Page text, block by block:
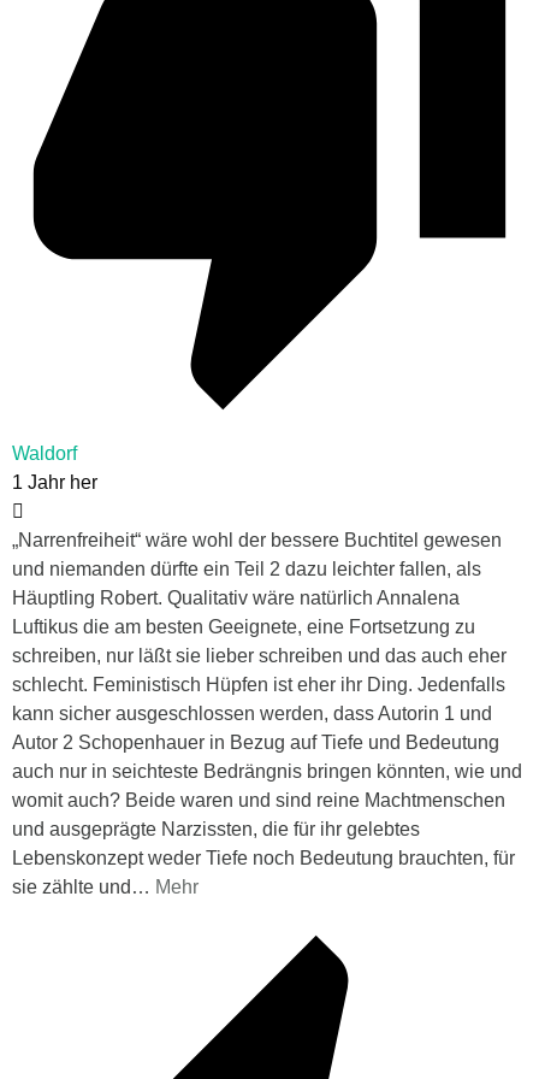
Waldorf
1 Jahr her
„Narrenfreiheit“ wäre wohl der bessere Buchtitel gewesen
und niemanden dürfte ein Teil 2 dazu leichter fallen, als
Häuptling Robert. Qualitativ wäre natürlich Annalena
Luftikus die am besten Geeignete, eine Fortsetzung zu
schreiben, nur läßt sie lieber schreiben und das auch eher
schlecht. Feministisch Hüpfen ist eher ihr Ding. Jedenfalls
kann sicher ausgeschlossen werden, dass Autorin 1 und
Autor 2 Schopenhauer in Bezug auf Tiefe und Bedeutung
auch nur in seichteste Bedrängnis bringen könnten, wie und
womit auch? Beide waren und sind reine Machtmenschen
und ausgeprägte Narzissten, die für ihr gelebtes
Lebenskonzept weder Tiefe noch Bedeutung brauchten, für
sie zählte und … Mehr